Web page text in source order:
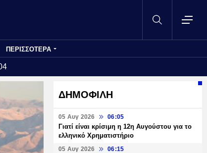
ΠΕΡΙΣΣΟΤΕΡΑ
ΔΗΜΟΦΙΛΗ
05 Αυγ 2026 06:05
Γιατί είναι κρίσιμη η 12η Αυγούστου για το
ελληνικό Χρηματιστήριο
05 Αυγ 2026 06:15